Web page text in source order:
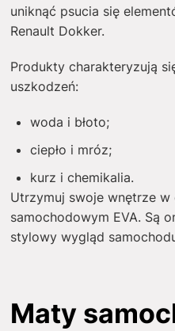
uniknąć psucia się
Renault Dokker.
Produkty charakteryzują
uszkodzeń:
woda i błoto;
ciepło i mróz;
kurz i chemikalia.
Utrzymuj swoje wnętrze
samochodowym EVA. Są
stylowy wygląd
Maty